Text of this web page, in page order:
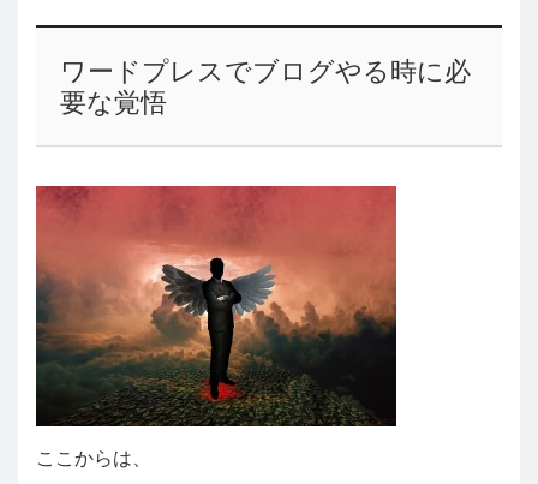
ワードプレスでブログやる時に必
要な覚悟
ここからは、